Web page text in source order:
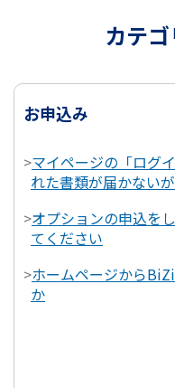
カテ
お申込み
>マイページの「ログ
れた書類が届かない
>オプションの申込を
てください
>ホームページから
か